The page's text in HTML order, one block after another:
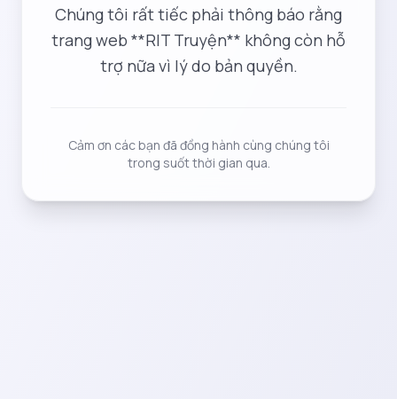
Chúng tôi rất tiếc phải thông báo rằng
trang web **RIT Truyện** không còn hỗ
trợ nữa vì lý do bản quyền.
Cảm ơn các bạn đã đồng hành cùng chúng tôi
trong suốt thời gian qua.